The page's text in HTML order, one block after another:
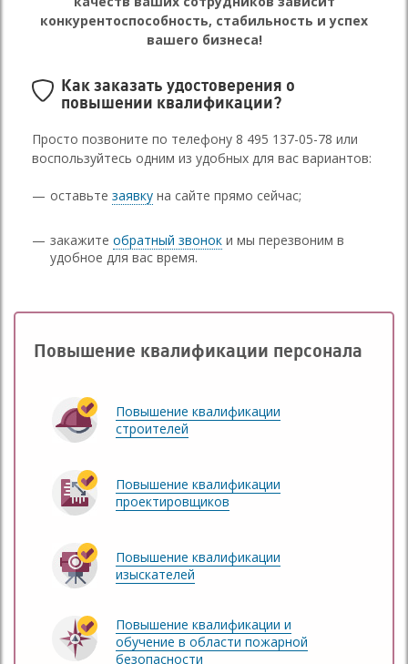
конкурентоспособность, стабильность и успех
вашего бизнеса!
Как заказать удостоверения о
повышении квалификации?
Просто позвоните по телефону 8 495 137-05-78 или
воспользуйтесь одним из удобных для вас вариантов:
оставьте заявку на сайте прямо сейчас;
закажите обратный звонок и мы перезвоним в
удобное для вас время.
Повышение квалификации персонала
Повышение квалификации
строителей
Повышение квалификации
проектировщиков
Повышение квалификации
изыскателей
Повышение квалификации и
обучение в области пожарной
безопасности